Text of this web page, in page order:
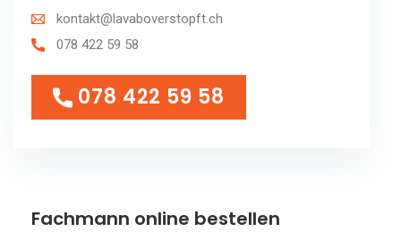
kontakt@lavaboverstopft.ch
078 422 59 58
078 422 59 58
078 422 59 58
Fachmann online bestellen